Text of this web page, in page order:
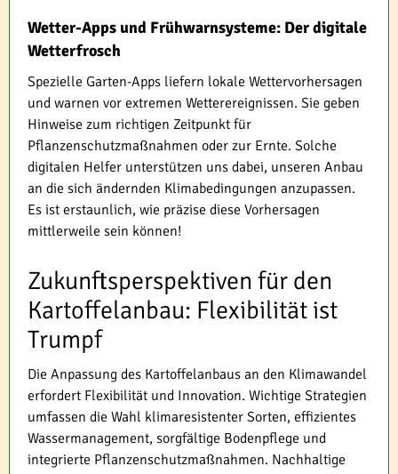
Wetter-Apps und Frühwarnsysteme: Der digitale
Wetterfrosch
Spezielle Garten-Apps liefern lokale Wettervorhersagen
und warnen vor extremen Wetterereignissen. Sie geben
Hinweise zum richtigen Zeitpunkt für
Pflanzenschutzmaßnahmen oder zur Ernte. Solche
digitalen Helfer unterstützen uns dabei, unseren Anbau
an die sich ändernden Klimabedingungen anzupassen.
Es ist erstaunlich, wie präzise diese Vorhersagen
mittlerweile sein können!
Zukunftsperspektiven für den
Kartoffelanbau: Flexibilität ist
Trumpf
Die Anpassung des Kartoffelanbaus an den Klimawandel
erfordert Flexibilität und Innovation. Wichtige Strategien
umfassen die Wahl klimaresistenter Sorten, effizientes
Wassermanagement, sorgfältige Bodenpflege und
integrierte Pflanzenschutzmaßnahmen. Nachhaltige